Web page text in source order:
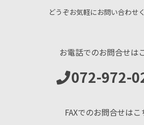
どうぞお気軽にお問い合わせ
お電話でのお問合せは
072-972-
FAXでのお問合せはこ